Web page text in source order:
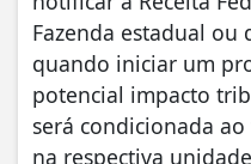
Fazenda estadual ou
quando iniciar um
potencial impacto
será condicionada
na respectiva